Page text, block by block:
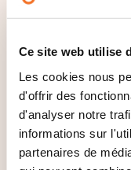
Ce site web utilise
Les cookies nous
d'offrir des
d'analyser notre
informations sur
partenaires de
formation: